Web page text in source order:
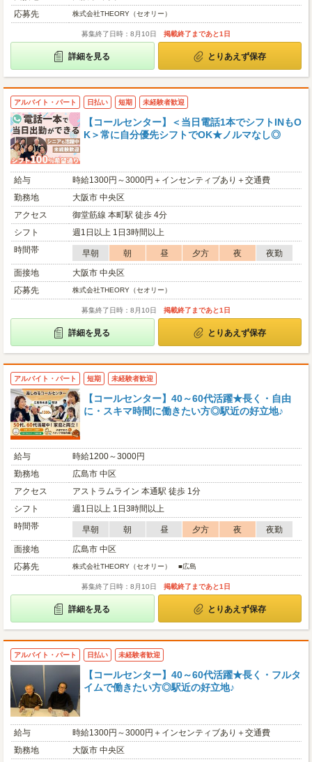
応募先
株式会社THEORY（セオリー）
募集終了日時：8月10日 掲載終了まであと1日
詳細を見る とりあえず保存
アルバイト・パート 日払い 短期 未経験者歓迎
【コールセンター】＜当日電話1本でシフトINもO
K＞常に自分優先シフトでOK★ノルマなし◎
給与
時給1300円～3000円＋インセンティブあり＋交通費
勤務地
大阪市 中央区
アクセス
御堂筋線 本町駅 徒歩 4分
シフト
週1日以上 1日3時間以上
時間帯
早朝 朝 昼 夕方 夜
夜勤
面接地
大阪市 中央区
応募先
株式会社THEORY（セオリー）
募集終了日時：8月10日 掲載終了まであと1日
詳細を見る とりあえず保存
アルバイト・パート 短期 未経験者歓迎
【コールセンター】40～60代活躍★長く・自由
に・スキマ時間に働きたい方◎駅近の好立地♪
給与
時給1200～3000円
勤務地
広島市 中区
アクセス
アストラムライン 本通駅 徒歩 1分
シフト
週1日以上 1日3時間以上
時間帯
早朝 朝 昼 夕方 夜
夜勤
面接地
広島市 中区
応募先
株式会社THEORY（セオリー） ■広島
募集終了日時：8月10日 掲載終了まであと1日
詳細を見る とりあえず保存
アルバイト・パート 日払い 未経験者歓迎
【コールセンター】40～60代活躍★長く・フルタ
イムで働きたい方◎駅近の好立地♪
給与
時給1300円～3000円＋インセンティブあり＋交通費
勤務地
大阪市 中央区